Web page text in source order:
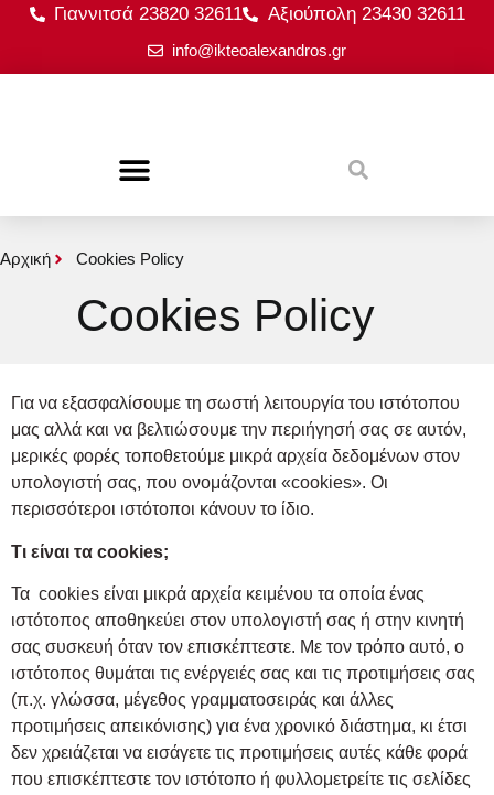
Γιαννιτσά 23820 32611 Αξιούπολη 23430 32611
info@ikteoalexandros.gr
Αρχική Cookies Policy
Cookies Policy
Για να εξασφαλίσουμε τη σωστή λειτουργία του ιστότοπου
μας αλλά και να βελτιώσουμε την περιήγησή σας σε αυτόν,
μερικές φορές τοποθετούμε μικρά αρχεία δεδομένων στον
υπολογιστή σας, που ονομάζονται «cookies». Οι
περισσότεροι ιστότοποι κάνουν το ίδιο.
Τι είναι τα cookies;
Τα cookies είναι μικρά αρχεία κειμένου τα οποία ένας
ιστότοπος αποθηκεύει στον υπολογιστή σας ή στην κινητή
σας συσκευή όταν τον επισκέπτεστε. Με τον τρόπο αυτό, ο
ιστότοπος θυμάται τις ενέργειές σας και τις προτιμήσεις σας
(π.χ. γλώσσα, μέγεθος γραμματοσειράς και άλλες
προτιμήσεις απεικόνισης) για ένα χρονικό διάστημα, κι έτσι
δεν χρειάζεται να εισάγετε τις προτιμήσεις αυτές κάθε φορά
που επισκέπτεστε τον ιστότοπο ή φυλλομετρείτε τις σελίδες